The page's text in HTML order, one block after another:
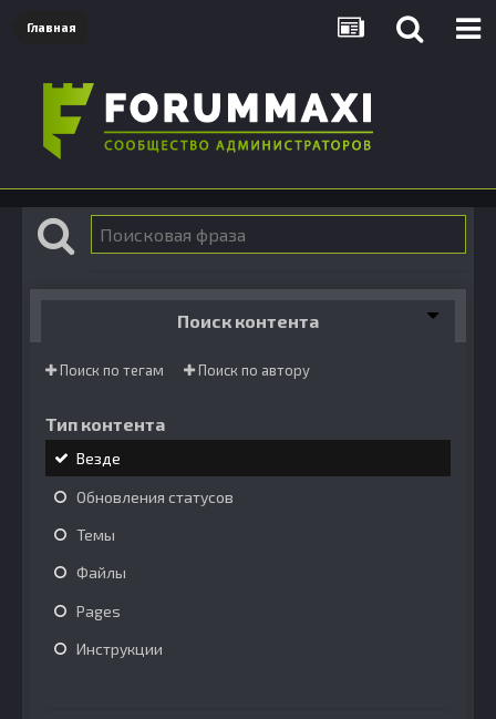
Главная
Поиск контента
Поиск по тегам Поиск по автору
Тип контента
Везде
Обновления статусов
Темы
Файлы
Pages
Инструкции